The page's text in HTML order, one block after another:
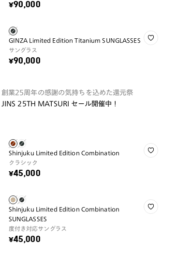
¥90,000
GINZA Limited Edition Titanium SUNGLASSES
サングラス
¥90,000
創業25周年の感謝の気持ちを込めた還元祭
JINS 25TH MATSURI セール開催中！
Shinjuku Limited Edition Combination
クラシック
¥45,000
Shinjuku Limited Edition Combination
SUNGLASSES
度付き対応サングラス
¥45,000